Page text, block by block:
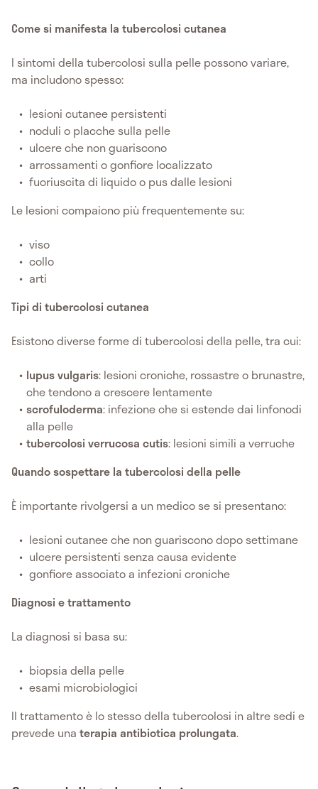
Come si manifesta la tubercolosi cutanea
I sintomi della tubercolosi sulla pelle possono variare,
ma includono spesso:
lesioni cutanee persistenti
noduli o placche sulla pelle
ulcere che non guariscono
arrossamenti o gonfiore localizzato
fuoriuscita di liquido o pus dalle lesioni
Le lesioni compaiono più frequentemente su:
viso
collo
arti
Tipi di tubercolosi cutanea
Esistono diverse forme di tubercolosi della pelle, tra cui:
lupus vulgaris: lesioni croniche, rossastre o brunastre,
che tendono a crescere lentamente
scrofuloderma: infezione che si estende dai linfonodi
alla pelle
tubercolosi verrucosa cutis: lesioni simili a verruche
Quando sospettare la tubercolosi della pelle
È importante rivolgersi a un medico se si presentano:
lesioni cutanee che non guariscono dopo settimane
ulcere persistenti senza causa evidente
gonfiore associato a infezioni croniche
Diagnosi e trattamento
La diagnosi si basa su:
biopsia della pelle
esami microbiologici
Il trattamento è lo stesso della tubercolosi in altre sedi e
prevede una terapia antibiotica prolungata.